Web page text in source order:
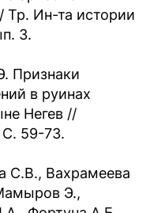
Тр. Ин-та истории
3.
Признаки
в руинах
Негев //
С. 59-73.
С.В., Вахрамеева
Э.,